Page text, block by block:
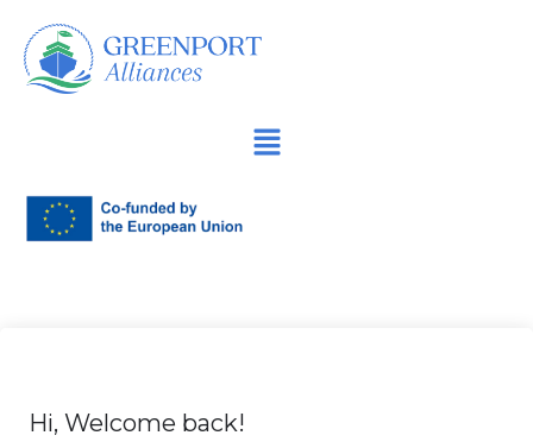
İçeriğe
geç
Hi, Welcome back!